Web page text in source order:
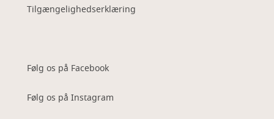
Tilgængelighedserklæring
Følg os på Facebook
Følg os på Instagram